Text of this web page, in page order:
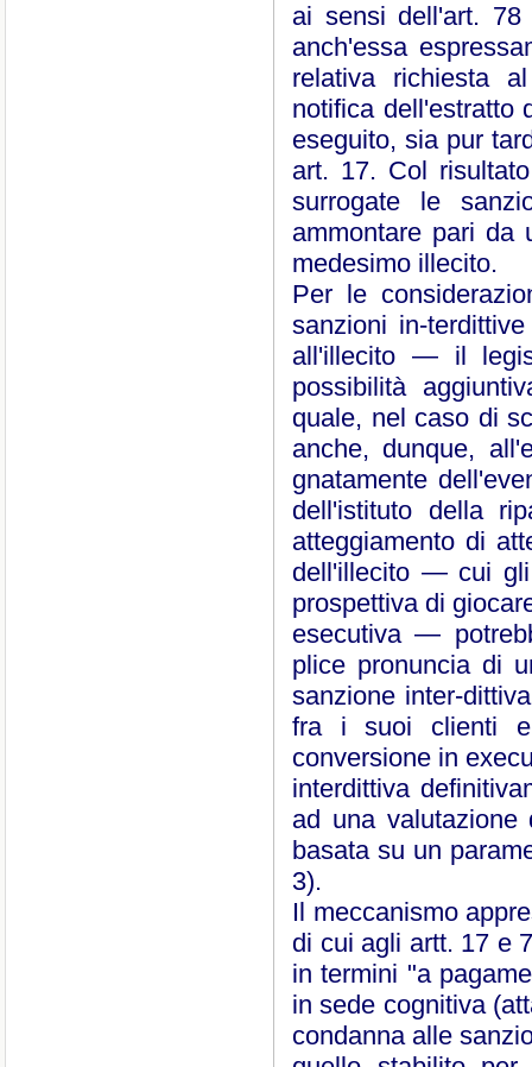
ai sensi dell'art.
anch'essa
relativa richiesta
notifica dell'estratto
eseguito, sia pur
art. 17. Col
surrogate le
ammontare pari da
medesimo illecito.
Per le
sanzioni in-
all'illecito ― il
possibilità
quale, nel caso di
anche, dunque,
gnatamente
dell'istituto della
atteggiamento di
dell'illecito ― cui gli
prospettiva di
esecutiva ―
plice pronuncia di
sanzione inter-
fra i suoi clienti
conversione in
interdittiva
ad una valutazione
basata su un
3).
Il meccanismo
di cui agli artt. 17 e
in termini "a
in sede cognitiva
condanna alle